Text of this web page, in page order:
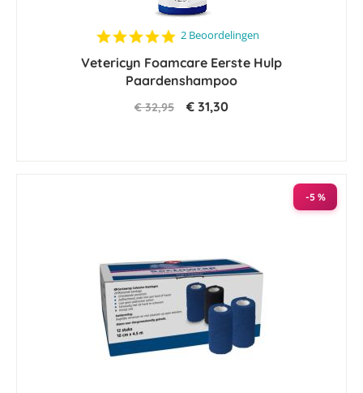
5.0
rating
2 Beoordelingen
Vetericyn Foamcare Eerste Hulp
Paardenshampoo
€ 32,95 € 31,30
-5 %